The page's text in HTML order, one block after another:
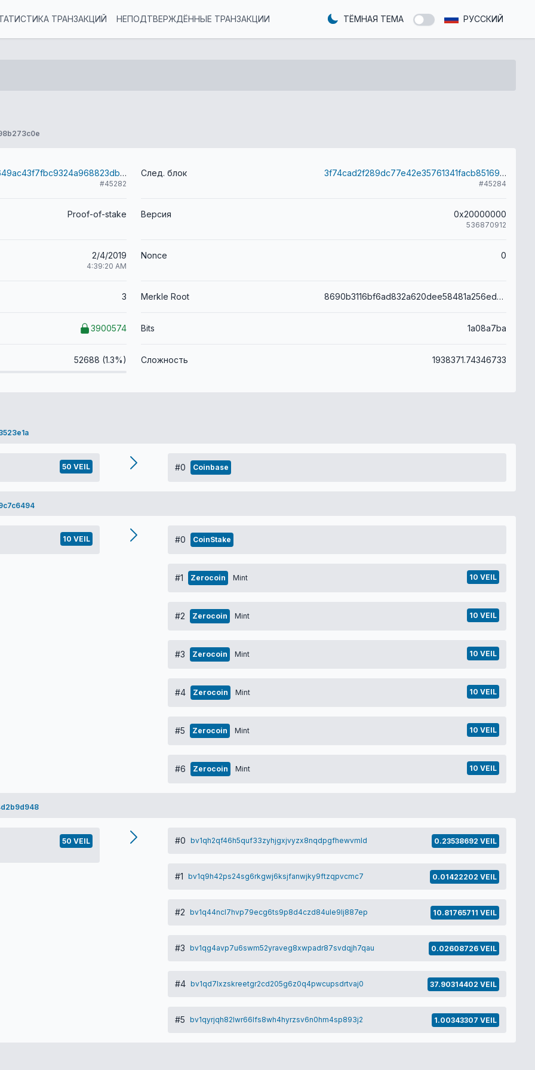
ТРАНЗАКЦИЙ НЕПОДТВЕРЖДЁННЫЕ ТРАНЗАКЦИИ ТЁМНАЯ ТЕМА РУССКИЙ
4cd2a85848649ac43f7fbc9324a968823dbf37b5b7784ff4a05033a968c3ed67
#45282
След. блок 3f74cad2f289dc77e42e35761341facb851693068db75b7e69efaa9d0a6cc510
#45284
Proof-of-stake Версия 0x20000000
536870912
2/4/2019
4:39:20 AM
Nonce 0
3 Merkle Root 8690b3116bf6ad832a620dee58481a256ede2b2068201d013c2fcf0c94e2bd13
3900574 Bits 1a08a7ba
52688 (1.3%) Сложность 1938371.74346733
50 VEIL #0 Coinbase
10 VEIL #0 CoinStake
#1 Zerocoin Mint 10 VEIL
#2 Zerocoin Mint 10 VEIL
#3 Zerocoin Mint 10 VEIL
#4 Zerocoin Mint 10 VEIL
#5 Zerocoin Mint 10 VEIL
#6 Zerocoin Mint 10 VEIL
50 VEIL #0 bv1qh2qf46h5quf33zyhjgxjvyzx8nqdpgfhewvmld 0.23538692 VEIL
#1 bv1q9h42ps24sg6rkgwj6ksjfanwjky9ftzqpvcmc7 0.01422202 VEIL
#2 bv1q44ncl7hvp79ecg6ts9p8d4czd84ule9lj887ep 10.81765711 VEIL
#3 bv1qg4avp7u6swm52yraveg8xwpadr87svdqjh7qau 0.02608726 VEIL
#4 bv1qd7lxzskreetgr2cd205g6z0q4pwcupsdrtvaj0 37.90314402 VEIL
#5 bv1qyrjqh82lwr66lfs8wh4hyrzsv6n0hm4sp893j2 1.00343307 VEIL